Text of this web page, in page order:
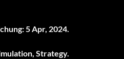
5 Apr, 2024.
Strategy.